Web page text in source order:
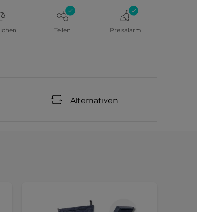
Teilen Preisalarm
Alternativen